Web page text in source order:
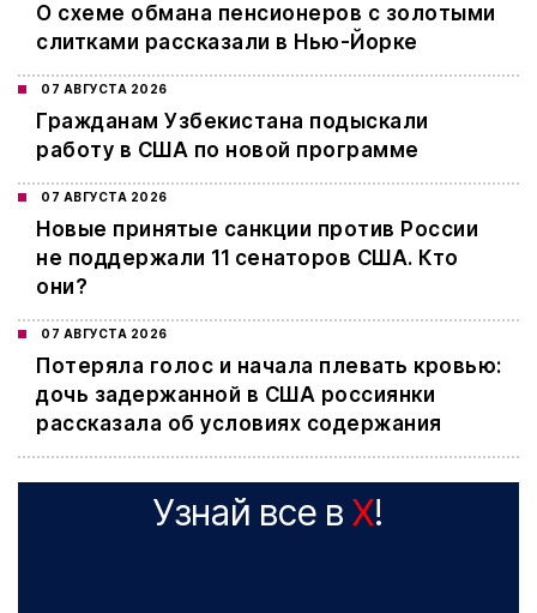
О схеме обмана пенсионеров с золотыми
слитками рассказали в Нью-Йорке
07 АВГУСТА 2026
Гражданам Узбекистана подыскали
работу в США по новой программе
07 АВГУСТА 2026
Новые принятые санкции против России
не поддержали 11 сенаторов США. Кто
они?
07 АВГУСТА 2026
Потеряла голос и начала плевать кровью:
дочь задержанной в США россиянки
рассказала об условиях содержания
Узнай все в X!